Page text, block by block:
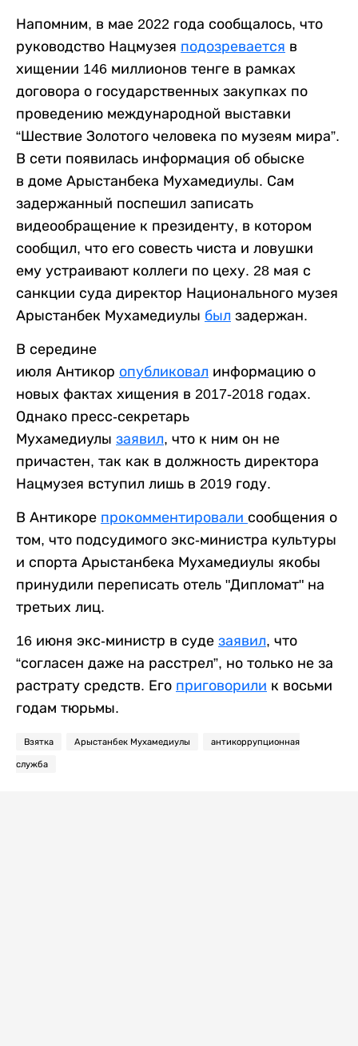
Напомним, в мае 2022 года сообщалось, что
руководство Нацмузея подозревается в
хищении 146 миллионов тенге в рамках
договора о государственных закупках по
проведению международной выставки
“Шествие Золотого человека по музеям мира”.
В сети появилась информация об обыске
в доме Арыстанбека Мухамедиулы. Сам
задержанный поспешил записать
видеообращение к президенту, в котором
сообщил, что его совесть чиста и ловушки
ему устраивают коллеги по цеху. 28 мая с
санкции суда директор Национального музея
Арыстанбек Мухамедиулы был задержан.
В середине
июля Антикор опубликовал информацию о
новых фактах хищения в 2017-2018 годах.
Однако пресс-секретарь
Мухамедиулы заявил, что к ним он не
причастен, так как в должность директора
Нацмузея вступил лишь в 2019 году.
В Антикоре прокомментировали сообщения о
том, что подсудимого экс-министра культуры
и спорта Арыстанбека Мухамедиулы якобы
принудили переписать отель "Дипломат" на
третьих лиц.
16 июня экс-министр в суде заявил, что
“согласен даже на расстрел”, но только не за
растрату средств. Его приговорили к восьми
годам тюрьмы.
Взятка Арыстанбек Мухамедиулы антикоррупционная
служба